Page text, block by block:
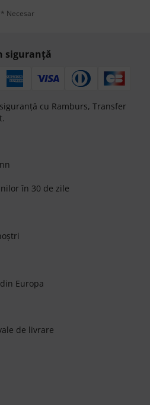
* Necesar
siguranță
cu Ramburs, Transfer
în 30 de zile
Europa
de livrare